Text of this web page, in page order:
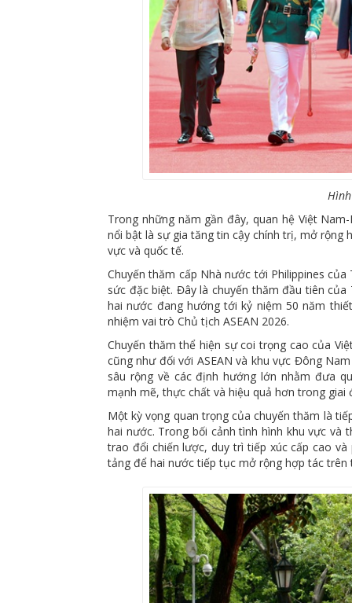
Trong những năm gần đây, quan hệ Việt
nổi bật là sự gia tăng tin cậy chính trị, mở rộng
vực và quốc tế.
Chuyến thăm cấp Nhà nước tới Philippines
sức đặc biệt. Đây là chuyến thăm đầu tiên
hai nước đang hướng tới kỷ niệm 50 năm
nhiệm vai trò Chủ tịch ASEAN 2026.
Chuyến thăm thể hiện sự coi trọng cao của
cũng như đối với ASEAN và khu vực Đông
sâu rộng về các định hướng lớn nhằm đưa
mạnh mẽ, thực chất và hiệu quả hơn trong giai
Một kỳ vọng quan trọng của chuyến thăm là
hai nước. Trong bối cảnh tình hình khu vực và
trao đổi chiến lược, duy trì tiếp xúc cấp cao
tảng để hai nước tiếp tục mở rộng hợp tác trên